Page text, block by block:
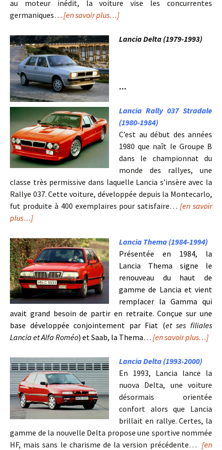
au moteur inédit, la voiture vise les concurrentes
germaniques… [en savoir plus…]
Lancia Delta (1979-1993)
…
Lancia Rally 037 Stradale
(1980-1984)
C’est au début des années
1980 que naît le Groupe B
dans le championnat du
monde des rallyes, une
classe très permissive dans laquelle Lancia s’insère avec la
Rallye 037. Cette voiture, développée depuis la Montecarlo,
fut produite à 400 exemplaires pour satisfaire…[en savoir
plus…]
Lancia Thema (1984-1994)
Présentée en 1984, la
Lancia Thema signe le
renouveau du haut de
gamme de Lancia et vient
remplacer la Gamma qui
avait grand besoin de partir en retraite. Conçue sur une
base développée conjointement par Fiat (et ses filiales
Lancia et Alfa Roméo) et Saab, la Thema… [en savoir plus…]
Lancia Delta (1993-2000)
En 1993, Lancia lance la
nuova Delta, une voiture
désormais orientée
confort alors que Lancia
brillait en rallye. Certes, la
gamme de la nouvelle Delta propose une sportive nommée
HF, mais sans le charisme de la version précédente… [en